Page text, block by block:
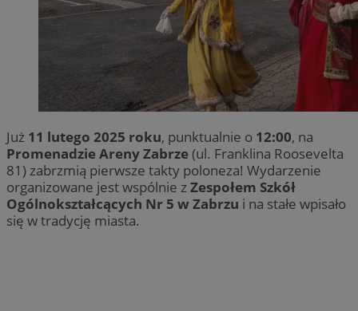
Już 11 lutego 2025 roku, punktualnie o 12:00, na
Promenadzie Areny Zabrze(ul. Franklina Roosevelta
81) zabrzmią pierwsze takty poloneza! Wydarzenie
organizowane jest wspólnie zZespołem Szkół
Ogólnokształcących Nr 5 w Zabrzu i na stałe wpisało
się w tradycję miasta.